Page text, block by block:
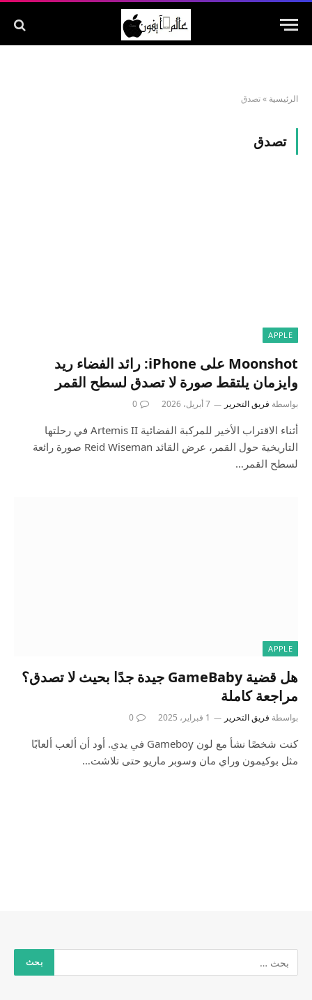
الرئيسية »تصدق
تصدق
APPLE
Moonshot على iPhone: رائد الفضاء ريد
وايزمان يلتقط صورة لا تصدق لسطح القمر
بواسطة فريق التحرير 7 أبريل، 2026 0
أثناء الاقتراب الأخير للمركبة الفضائية Artemis II في رحلتها
التاريخية حول القمر، عرض القائد Reid Wiseman صورة رائعة
لسطح القمر…
APPLE
هل قضية GameBaby جيدة جدًا بحيث لا تصدق؟
مراجعة كاملة
بواسطة فريق التحرير 1 فبراير، 2025 0
كنت شخصًا نشأ مع لون Gameboy في يدي. أود أن ألعب ألعابًا
مثل بوكيمون وراي مان وسوبر ماريو حتى تلاشت…